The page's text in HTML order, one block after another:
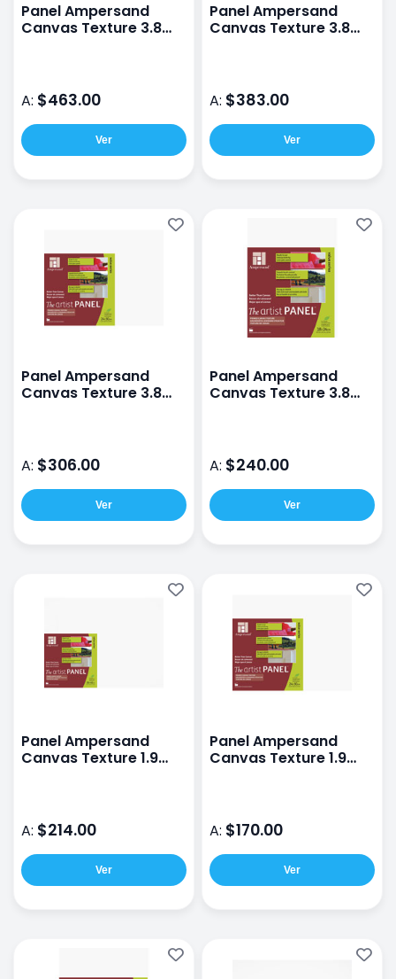
Panel Ampersand
Canvas Texture 3.8
A: $463.00
Ver
Panel Ampersand
Canvas Texture 3.8
A: $383.00
Ver
Panel Ampersand
Canvas Texture 3.8
A: $306.00
Ver
Panel Ampersand
Canvas Texture 3.8
A: $240.00
Ver
Panel Ampersand
Canvas Texture 1.9
A: $214.00
Ver
Panel Ampersand
Canvas Texture 1.9
A: $170.00
Ver